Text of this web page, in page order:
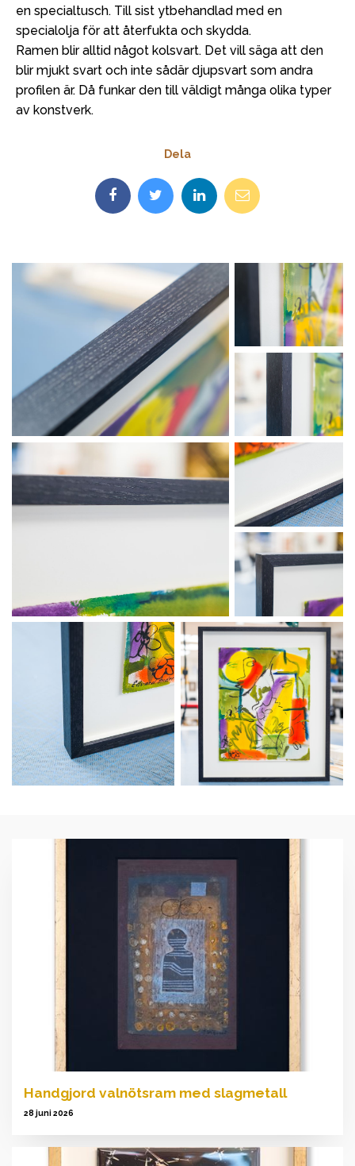
en specialtusch. Till sist ytbehandlad med en
specialolja för att återfukta och skydda.
Ramen blir alltid något kolsvart. Det vill säga att den
blir mjukt svart och inte sådär djupsvart som andra
profilen är. Då funkar den till väldigt många olika typer
av konstverk.
Dela
Handgjord valnötsram med slagmetall
28 juni 2026